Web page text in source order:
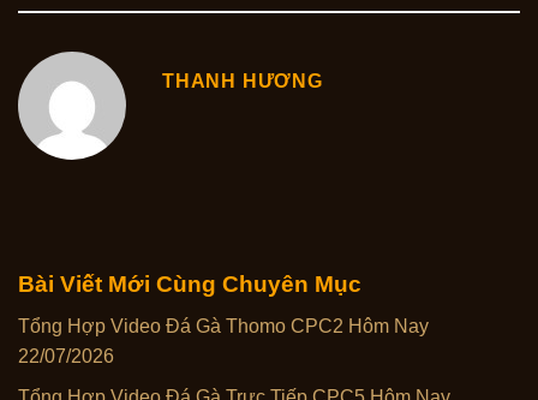
Bài Viết Mới Cùng Chuyên Mục
Tổng Hợp Video Đá Gà Thomo CPC2 Hôm Nay
22/07/2026
THANH HƯƠNG